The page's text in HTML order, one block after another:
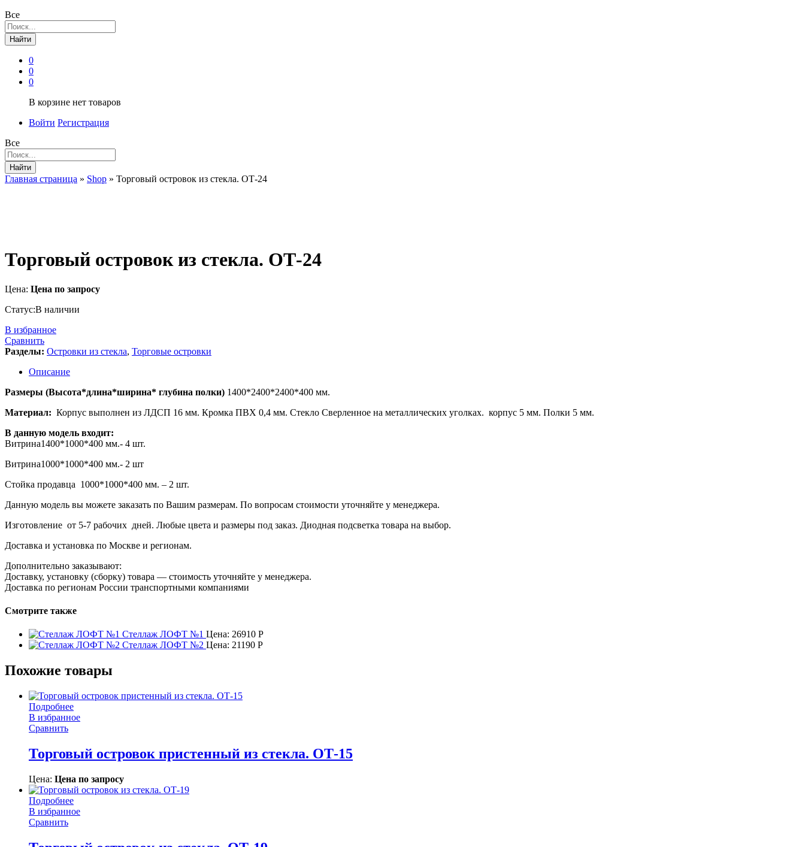
Все
Найти
0
0
0
В корзине нет товаров
Войти Регистрация
Все
Найти
Главная страница » Shop » Торговый островок из стекла. ОТ-24
Торговый островок из стекла. ОТ-24
Цена: Цена по запросу
Статус:В наличии
В избранное
Сравнить
Разделы: Островки из стекла, Торговые островки
Описание
Размеры (Высота*длина*ширина* глубина полки) 1400*2400*2400*400 мм.
Материал: Корпус выполнен из ЛДСП 16 мм. Кромка ПВХ 0,4 мм. Стекло Сверленное на металлических уголках. корпус 5 мм. Полки 5 мм.
В данную модель входит:
Витрина1400*1000*400 мм.- 4 шт.
Витрина1000*1000*400 мм.- 2 шт
Стойка продавца 1000*1000*400 мм. – 2 шт.
Данную модель вы можете заказать по Вашим размерам. По вопросам стоимости уточняйте у менеджера.
Изготовление от 5-7 рабочих дней. Любые цвета и размеры под заказ. Диодная подсветка товара на выбор.
Доставка и установка по Москве и регионам.
Дополнительно заказывают:
Доставку, установку (сборку) товара — стоимость уточняйте у менеджера.
Доставка по регионам России транспортными компаниями
Смотрите также
Стеллаж ЛОФТ №1 Цена: 26910 Р
Стеллаж ЛОФТ №2 Цена: 21190 Р
Похожие товары
Подробнее
В избранное
Сравнить
Торговый островок пристенный из стекла. ОТ-15
Цена: Цена по запросу
Подробнее
В избранное
Сравнить